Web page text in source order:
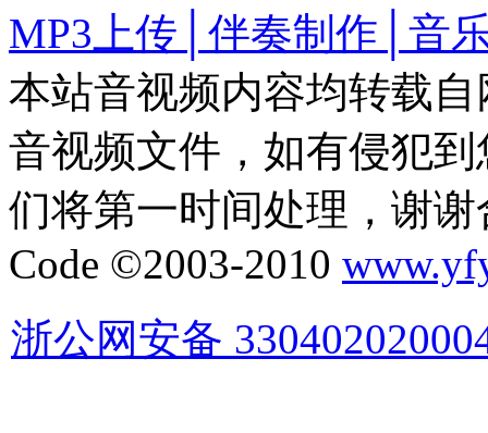
MP3上传│伴奏制作│音
本站音视频内容均转载
音视频文件，如有侵犯
们将第一时间处理，谢谢
Code ©2003-2010
浙公网安备